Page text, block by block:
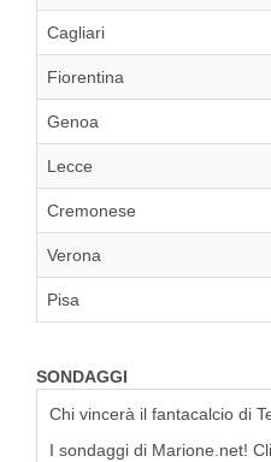
Cagliari
Fiorentina
Genoa
Lecce
Cremonese
Verona
Pisa
SONDAGGI
Chi vincerà il fantacalcio di
I sondaggi di Marione.net!